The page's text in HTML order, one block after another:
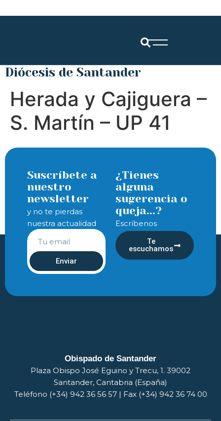
Diócesis de Santander
Herada y Cajiguera –
S. Martín – UP 41
Suscríbete a
nuestro
newsletter
y no te pierdas
nuestra actualidad
Enviar
¿Tienes
alguna
sugerencia o
queja...?
Escríbenos
Te
escuchamos
Obispado de Santander
Plaza Obispo José Eguino y Trecu, 1. 39002
Santander, Cantabria (España)
Teléfono (+34) 942 36 56 57 | Fax (+34) 942 36 74 00